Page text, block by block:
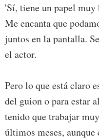
'Sí, tiene un papel muy
Me encanta que
juntos en la pantalla.
el actor.
Pero lo que está claro
del guion o para estar
tenido que trabajar
últimos meses, aunque